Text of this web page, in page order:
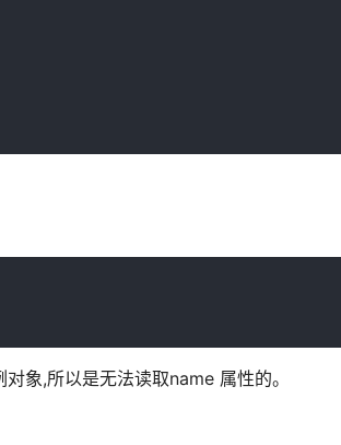
象,所以是无法读取name 属性的。